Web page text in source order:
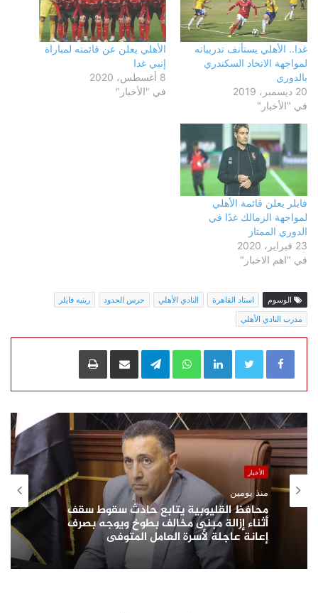
غدا.. الأهلي يستأنف تدريباته
لمواجهة الاتحاد السكندري
بالدوري
20 ديسمبر، 2019
في "الأخبار"
الأهلي يعلن عن قائمته لمباراة
إنبي غدا
8 أغسطس، 2020
في "الأخبار"
فايلر يعلن قائمة الأهلي
لمواجهة الزمالك غدًا في
الدوري الممتاز
23 فبراير، 2020
في "اهم الاخبار"
الوسوم استاد القاهرة النادي الأهلي حرس الحدود
رينيه فايلر
مدرب النادي الأهلي
LinkedIn
WhatsApp
Telegramمشاركة عبر البريد طباعة
الأخبار
منذ يومين
محافظ القليوبية يتابع حادث سقوط سقف
أثناء إزالة مبنى مخالف بطوخ ويوجه بصرف
إعانة عاجلة لأسرة العامل المتوفى